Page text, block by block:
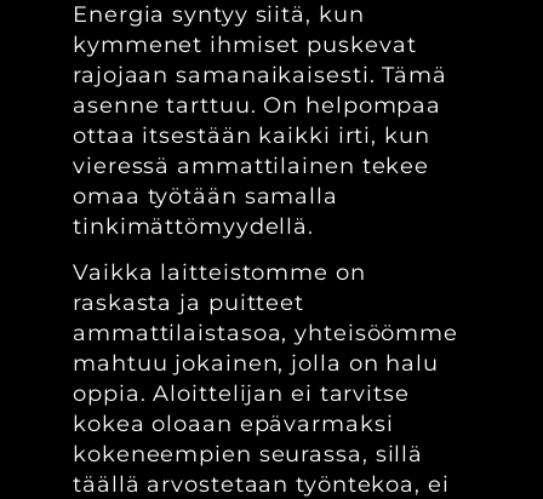
Energia syntyy siitä, kun
kymmenet ihmiset puskevat
rajojaan samanaikaisesti. Tämä
asenne tarttuu. On helpompaa
ottaa itsestään kaikki irti, kun
vieressä ammattilainen tekee
omaa työtään samalla
tinkimättömyydellä.
Vaikka laitteistomme on
raskasta ja puitteet
ammattilaistasoa, yhteisöömme
mahtuu jokainen, jolla on halu
oppia. Aloittelijan ei tarvitse
kokea oloaan epävarmaksi
kokeneempien seurassa, sillä
täällä arvostetaan työntekoa, ei